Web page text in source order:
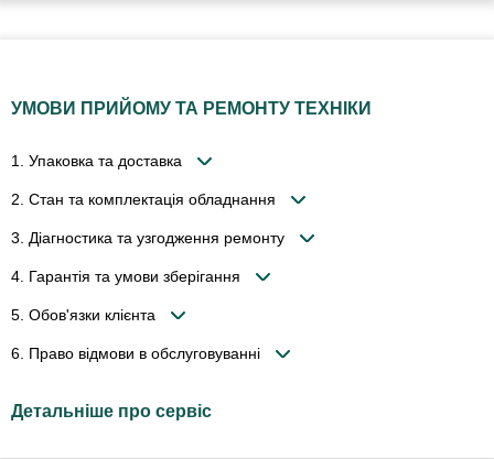
УМОВИ ПРИЙОМУ ТА РЕМОНТУ ТЕХНІКИ
1. Упаковка та доставка
2. Стан та комплектація обладнання
3. Діагностика та узгодження ремонту
4. Гарантія та умови зберігання
5. Обов'язки клієнта
6. Право відмови в обслуговуванні
Детальніше про сервіс